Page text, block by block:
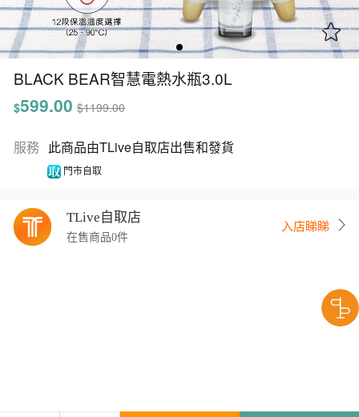
BLACK BEAR智慧電熱水瓶3.0L
$599.00 $1199.00
服務 此商品由TLive自取店出售和發貨
門市自取
TLive自取店
在售商品0件
入店睇睇